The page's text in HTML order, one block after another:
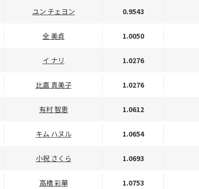
ユン チェヨン 0.9543
全 美貞 1.0050
イ ナリ 1.0276
比嘉 真美子 1.0276
有村 智恵 1.0612
キム ハヌル 1.0654
小祝 さくら 1.0693
高橋 彩華 1.0753